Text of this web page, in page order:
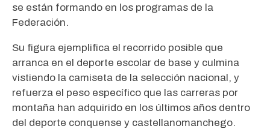
se están formando en los programas de la
Federación.
Su figura ejemplifica el recorrido posible que
arranca en el deporte escolar de base y culmina
vistiendo la camiseta de la selección nacional, y
refuerza el peso específico que las carreras por
montaña han adquirido en los últimos años dentro
del deporte conquense y castellanomanchego.